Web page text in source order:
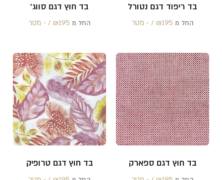
בד ריפוד דגם נטורל
החל מ ₪195 /‏‏‎ ‎- מטר
בד חוץ דגם סווג'
החל מ ₪195 /‏‏‎ ‎- מטר
בד חוץ דגם ספארק בד חוץ דגם טרופיק